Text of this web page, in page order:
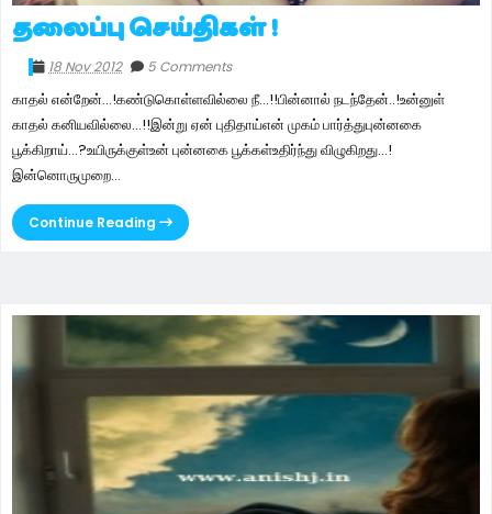
தலைப்பு செய்திகள் !
18 Nov 2012 5 Comments
காதல் என்றேன்...!கண்டுகொள்ளவில்லை நீ...!!பின்னால் நடந்தேன்..!உன்னுள்
காதல் கனியவில்லை...!!இன்று ஏன் புதிதாய்என் முகம் பார்த்துபுன்னகை
பூக்கிறாய்...?உயிருக்குள்உன் புன்னகை பூக்கள்உதிர்ந்து விழுகிறது...!
இன்னொருமுறை...
Continue Reading